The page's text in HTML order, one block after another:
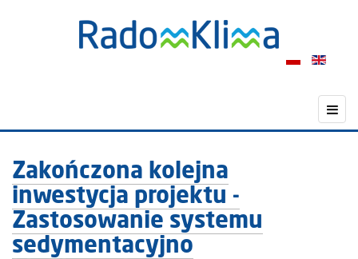
Zakończona kolejna
inwestycja projektu -
Zastosowanie systemu
sedymentacyjno